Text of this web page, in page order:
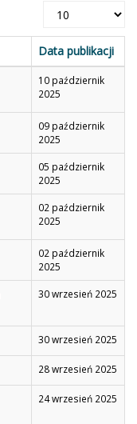
Pokaż
Data publikacji
10 październik
2025
09 październik
2025
05 październik
2025
02 październik
2025
02 październik
2025
30 wrzesień 2025
30 wrzesień 2025
28 wrzesień 2025
24 wrzesień 2025